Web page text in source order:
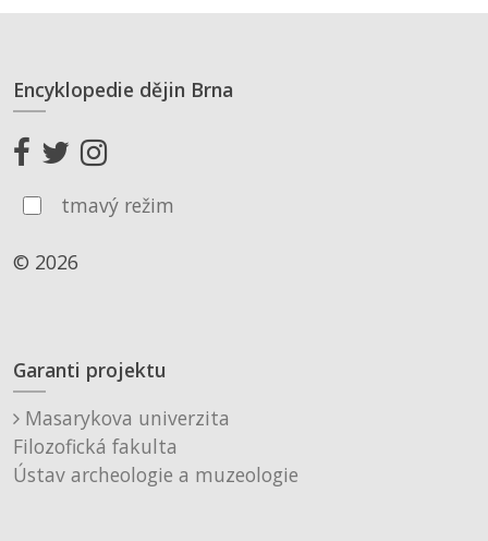
Encyklopedie dějin Brna
tmavý režim
© 2026
Garanti projektu
Masarykova univerzita
Filozofická fakulta
Ústav archeologie a muzeologie